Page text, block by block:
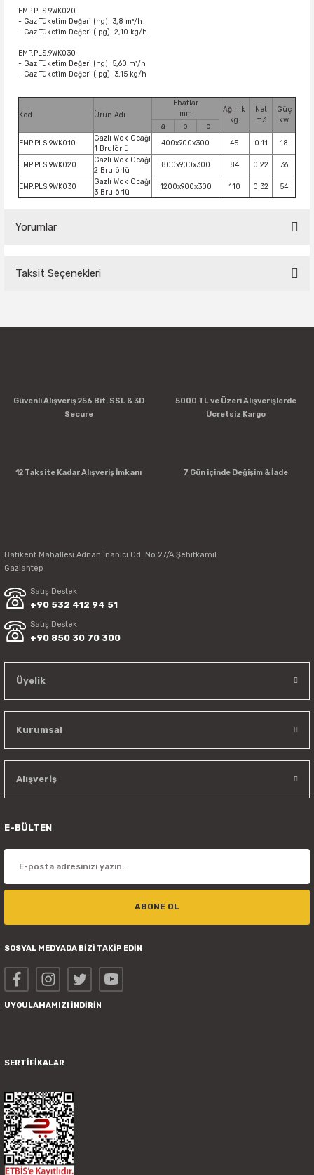
EMP.PLS.9WK020
- Gaz Tüketim Değeri (ng): 3,8 m³/h
- Gaz Tüketim Değeri (lpg): 2,10 kg/h
EMP.PLS.9WK030
- Gaz Tüketim Değeri (ng): 5,60 m³/h
- Gaz Tüketim Değeri (lpg): 3,15 kg/h
Kod Ürün Adı
Ebatlar
mm
Ağırlık
kg
Net
m3
Güç
kw
a b
c
EMP.PLS.9WK010
Gazlı Wok Ocağı
1 Brulörlü
400x900x300 45 0.11 18
EMP.PLS.9WK020
Gazlı Wok Ocağı
2 Brulörlü
800x900x300 84 0.22 36
EMP.PLS.9WK030
Gazlı Wok Ocağı
3 Brulörlü
1200x900x300 110 0.32 54
Yorumlar
Yorum Yaz
Taksit Seçenekleri
Güvenli Alışveriş 256 Bit. SSL & 3D
Secure
5000 TL ve Üzeri Alışverişlerde
Ücretsiz Kargo
12 Taksite Kadar Alışveriş İmkanı 7 Gün içinde Değişim & İade
Batıkent Mahallesi Adnan İnanıcı Cd. No:27/A Şehitkamil
Gaziantep
Satış Destek
+90 532 412 94 51
Satış Destek
+90 850 30 70 300
Üyelik
Kurumsal
Alışveriş
E-BÜLTEN
ABONE OL
SOSYAL MEDYADA BİZİ TAKİP EDİN
UYGULAMAMIZI İNDİRİN
SERTİFİKALAR